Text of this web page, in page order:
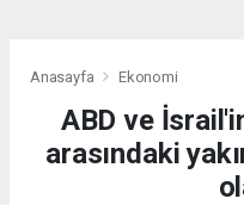
Anasayfa Ekonomi
ABD ve
arasındaki